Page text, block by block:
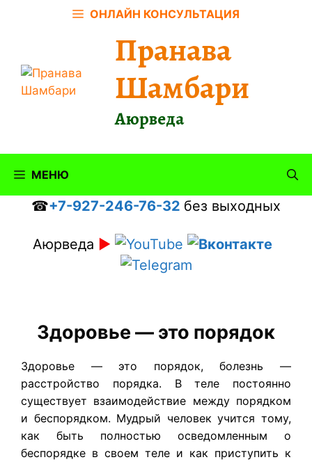
ОНЛАЙН КОНСУЛЬТАЦИЯ
Пранава
Шамбари
Аюрведа
МЕНЮ
☎+7-927-246-76-32 без выходных
Аюрведа ►
Здоровье — это порядок
Здоровье — это порядок, болезнь —
расстройство порядка. В теле постоянно
существует взаимодействие между порядком
и беспорядком. Мудрый человек учится тому,
как быть полностью осведомленным о
беспорядке в своем теле и как приступить к